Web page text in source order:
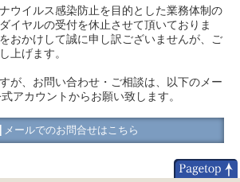
ウイルス感染防止を目的とした業務体制の
イヤルの受付を休止させて頂いておりま
おかけして誠に申し訳ございませんが、ご
上げます。
が、お問い合わせ・ご相談は、以下のメー
アカウントからお願い致します。
メールでのお問合せはこちら